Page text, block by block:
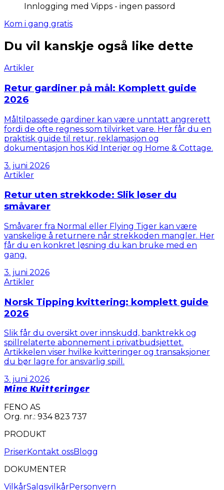
Innlogging med Vipps - ingen passord
Kom i gang gratis
Du vil kanskje også like dette
Artikler
Retur gardiner på mål: Komplett guide
2026
Måltilpassede gardiner kan være unntatt angrerett
fordi de ofte regnes som tilvirket vare. Her får du en
praktisk guide til retur, reklamasjon og
dokumentasjon hos Kid Interiør og Home & Cottage.
3. juni 2026
Artikler
Retur uten strekkode: Slik løser du
småvarer
Småvarer fra Normal eller Flying Tiger kan være
vanskelige å returnere når strekkoden mangler. Her
får du en konkret løsning du kan bruke med en
gang.
3. juni 2026
Artikler
Norsk Tipping kvittering: komplett guide
2026
Slik får du oversikt over innskudd, banktrekk og
spillrelaterte abonnement i privatbudsjettet.
Artikkelen viser hvilke kvitteringer og transaksjoner
du bør lagre for ansvarlig spill.
3. juni 2026
Mine Kvitteringer
FENO AS
Org. nr.: 934 823 737
PRODUKT
PriserKontakt ossBlogg
DOKUMENTER
VilkårSalgsvilkårPersonvern